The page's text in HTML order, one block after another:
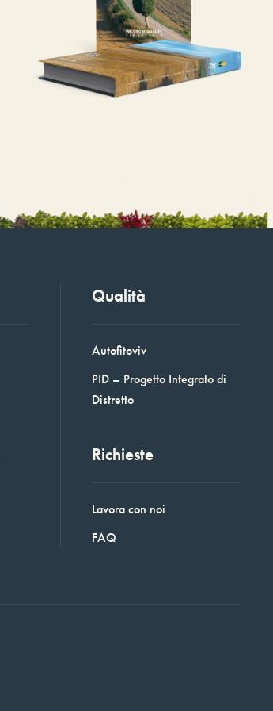
Qualità
Autofitoviv
PID – Progetto Integrato di
Distretto
Richieste
Lavora con noi
FAQ